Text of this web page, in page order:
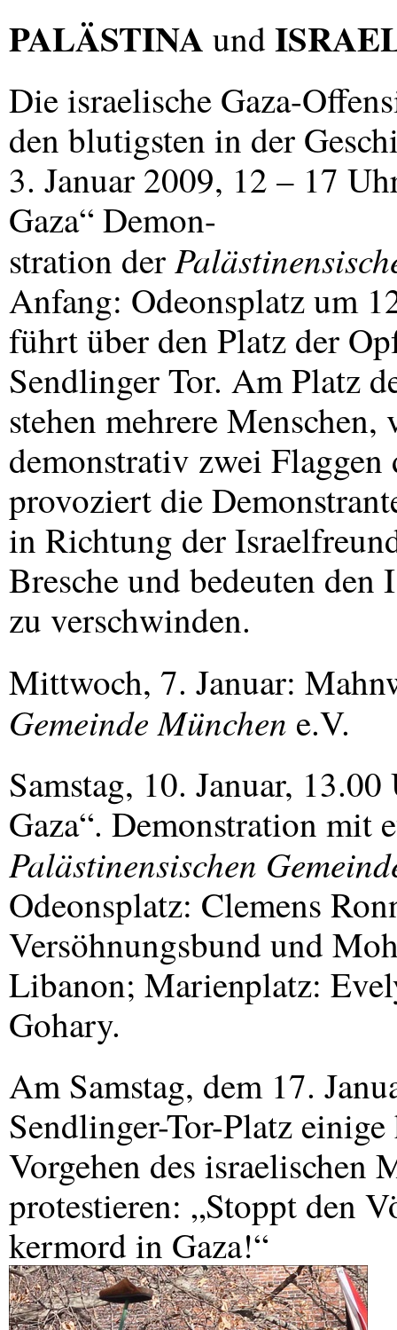
PALÄSTINA und
Die israelische Gaza-
den blutigsten in der
3. Januar 2009, 12 – 17
Gaza“ Demon-
stration der
Anfang: Odeonsplatz um
führt über den Platz der
Sendlinger Tor. Am Platz
stehen mehrere
demonstrativ zwei Flaggen
provoziert die
in Richtung der
Bresche und bedeuten
zu verschwinden.
Mittwoch, 7. Januar:
Gemeinde München e.V.
Samstag, 10. Januar,
Gaza“. Demonstration mit
Palästinensischen
Odeonsplatz: Clemens
Versöhnungsbund und
Libanon; Marienplatz:
Gohary.
Am Samstag, dem 17.
Sendlinger-Tor-Platz
Vorgehen des israelischen
protestieren: „Stoppt den
kermord in Gaza!“